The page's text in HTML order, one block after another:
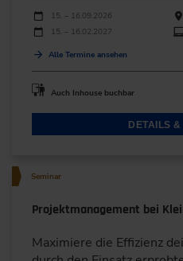
Durchführungen
Veranstaltungsdatum Veranstaltungsort
15. – 16.09.2026
15. – 16.02.2027
Alle Termine ansehen
Auch Inhouse buchbar
DETAILS
Seminar
Projektmanagement bei
Maximiere die Effizienz